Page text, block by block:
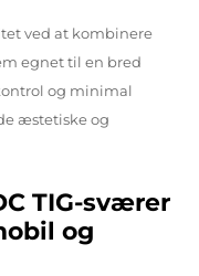
ved at kombinere
egnet til en bred
og minimal
æstetiske og
TIG-sværer
og